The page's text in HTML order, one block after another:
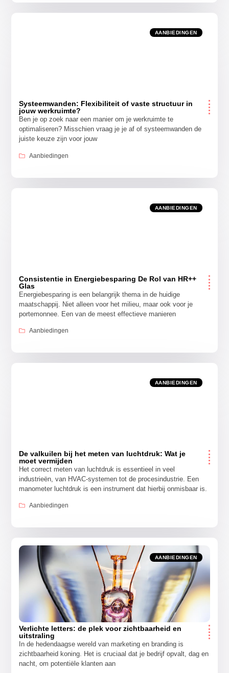
AANBIEDINGEN
Systeemwanden: Flexibiliteit of vaste structuur in
jouw werkruimte?
Ben je op zoek naar een manier om je werkruimte te
optimaliseren? Misschien vraag je je af of systeemwanden de
juiste keuze zijn voor jouw
Aanbiedingen
AANBIEDINGEN
Consistentie in Energiebesparing De Rol van HR++
Glas
Energiebesparing is een belangrijk thema in de huidige
maatschappij. Niet alleen voor het milieu, maar ook voor je
portemonnee. Een van de meest effectieve manieren
Aanbiedingen
AANBIEDINGEN
De valkuilen bij het meten van luchtdruk: Wat je
moet vermijden
Het correct meten van luchtdruk is essentieel in veel
industrieën, van HVAC-systemen tot de procesindustrie. Een
manometer luchtdruk is een instrument dat hierbij onmisbaar is.
Aanbiedingen
AANBIEDINGEN
Verlichte letters: de plek voor zichtbaarheid en
uitstraling
In de hedendaagse wereld van marketing en branding is
zichtbaarheid koning. Het is cruciaal dat je bedrijf opvalt, dag en
nacht, om potentiële klanten aan